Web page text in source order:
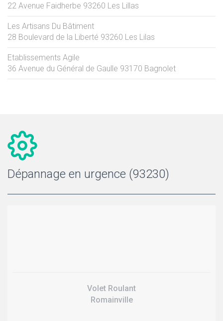
22 Avenue Faidherbe 93260 Les Lillas
Les Artisans Du Bâtiment
28 Boulevard de la Liberté 93260 Les Lilas
Etablissements Agile
36 Avenue du Général de Gaulle 93170 Bagnolet
Dépannage en urgence (93230)
Volet Roulant
Romainville